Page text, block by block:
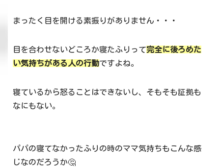
まったく目を開ける素振りがありません・・・
目を合わせないどころか寝たふりって完全に後ろめた
い気持ちがある人の行動ですよね。
寝ているから怒ることはできないし、そもそも証拠も
なにもない。
パパの寝てなかったふりの時のママ気持ちもこんな感
じなのだろうか🤔